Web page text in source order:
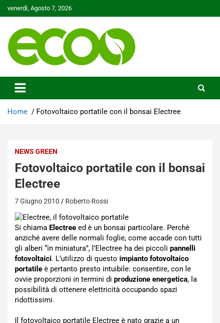
to
venerdì, Agosto 7, 2026
Ecoo.it
Home Fotovoltaico portatile con il bonsai Electree
NEWS GREEN
Fotovoltaico portatile con il bonsai
Electree
7 Giugno 2010 Roberto Rossi
Si chiama Electree ed è un bonsai particolare. Perchè
anziché avere delle normali foglie, come accade con tutti
gli alberi “in miniatura”, l’Electree ha dei piccoli pannelli
fotovoltaici. L’utilizzo di questo impianto fotovoltaico
portatile è pertanto presto intuibile: consentire, con le
ovvie proporzioni in termini di produzione energetica, la
possibilità di ottenere elettricità occupando spazi
ridottissimi.
Il fotovoltaico portatile Electree è nato grazie a un